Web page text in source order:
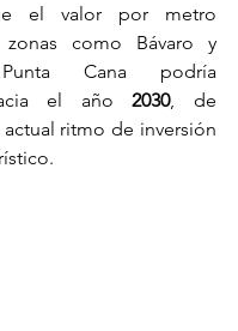
el valor por metro
como Bávaro y
Cana podría
el año 2030, de
ritmo de inversión